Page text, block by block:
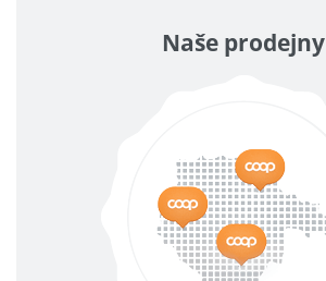
Naše prodejny